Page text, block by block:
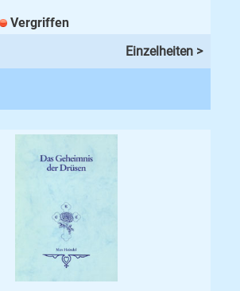
Vergriffen
Einzelheiten >